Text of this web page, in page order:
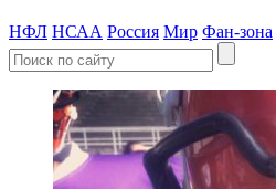
НФЛ НСАА Россия Мир Фан-зона